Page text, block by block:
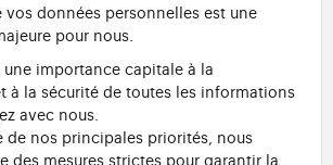
données personnelles est une
pour nous.
importance capitale à la
à la sécurité de toutes les informations
avec nous.
de nos principales priorités, nous
des mesures strictes pour garantir la